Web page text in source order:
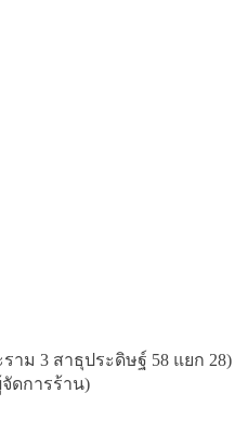
ม 3 สาธุประดิษฐ์ 58 แยก 28)
ดการร้าน)